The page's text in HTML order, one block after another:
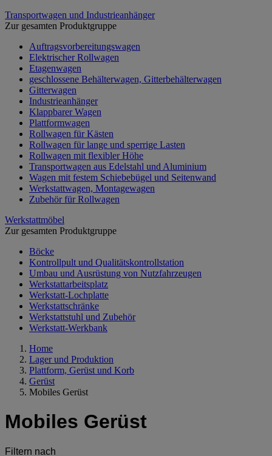
Transportwagen und Industrieanhänger
Zur gesamten Produktgruppe
Auftragsvorbereitungswagen
Elektrischer Rollwagen
Etagenwagen
geschlossene Behälterwagen, Gitterbehälterwagen
Gitterwagen
Industrieanhänger
Klappbarer Wagen
Plattformwagen
Rollwagen für Kästen
Rollwagen für lange und sperrige Lasten
Rollwagen mit flexibler Höhe
Transportwagen aus Edelstahl und Aluminium
Wagen mit festem Schiebebügel und Seitenwand
Werkstattwagen, Montagewagen
Zubehör für Rollwagen
Werkstattmöbel
Zur gesamten Produktgruppe
Böcke
Kontrollpult und Qualitätskontrollstation
Umbau und Ausrüstung von Nutzfahrzeugen
Werkstattarbeitsplatz
Werkstatt-Lochplatte
Werkstattschränke
Werkstattstuhl und Zubehör
Werkstatt-Werkbank
Home
Lager und Produktion
Plattform, Gerüst und Korb
Gerüst
Mobiles Gerüst
Mobiles Gerüst
Filtern nach